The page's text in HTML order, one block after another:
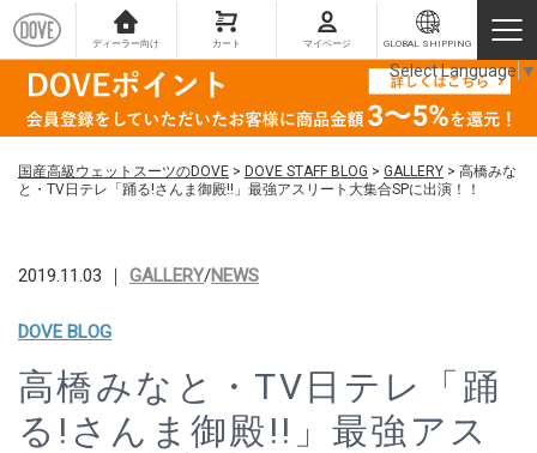
ディーラー向け カート マイページ GLOBAL SHIPPING
国産高級ウェットスーツのDOVE > DOVE STAFF BLOG > GALLERY > 高橋みな
と・TV日テレ「踊る!さんま御殿!!」最強アスリート大集合SPに出演！！
2019.11.03 ｜ GALLERY/NEWS
DOVE BLOG
高橋みなと・TV日テレ「踊
る!さんま御殿!!」最強アス
Select Language ▼